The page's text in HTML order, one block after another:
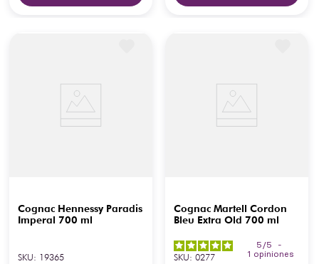
Cognac Hennessy Paradis
Imperal 700 ml
SKU: 19365
Cognac Martell Cordon
Bleu Extra Old 700 ml
5 /5
-
1 opiniones
SKU: 0277